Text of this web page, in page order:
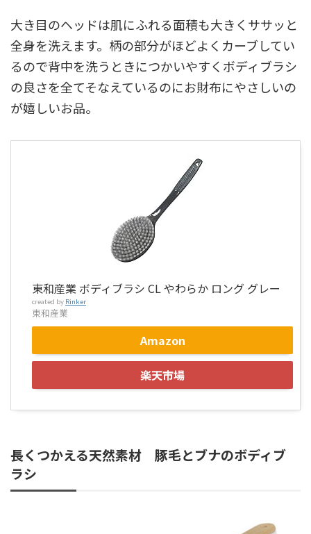
大き目のヘッドは肌にふれる面積も大きくササッと
全身を洗えます。柄の部分がほどよくカーブしてい
るので背中を洗うときにつかいやすくボディブラシ
の良さを全てそなえているのにお財布にやさしいの
が嬉しいお品。
東和産業 ボディブラシ CL やわらか ロング グレー
created by Rinker
東和産業
Amazon
楽天市場
長くつかえる天然素材 豚毛とブナのボディブ
ラシ